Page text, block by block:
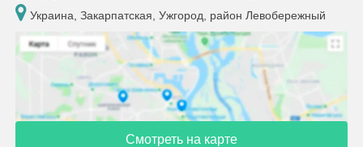
Украина, Закарпатская, Ужгород, район Левобережный
Смотреть на карте